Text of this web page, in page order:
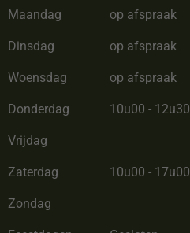
Maandag op afspraak
Dinsdag op afspraak
Woensdag op afspraak
Donderdag 10u00 - 12u30
Vrijdag
Zaterdag 10u00 - 17u00
Zondag